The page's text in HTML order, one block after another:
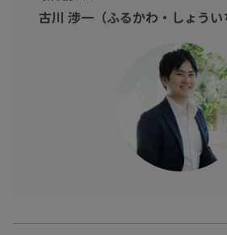
例えば、この紹介文のキャッチコピーは
のをアレンジして、30秒で作りました。
また、この紹介文自体、chatGPTの補助
このデモンストレーション動画では、
と業務での活用例を事例を通じてご覧いた
ビジネス環境においてどれほど有能なAI
古川 渉一（ふるかわ・しょうい